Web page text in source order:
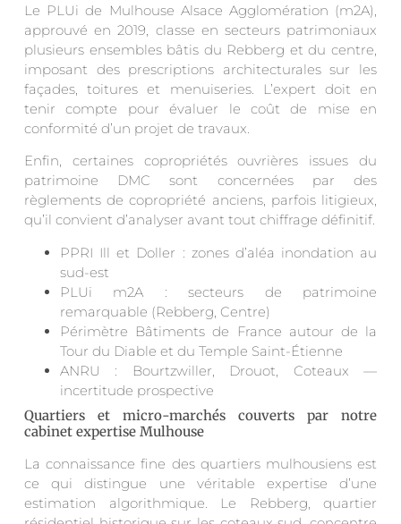
Le PLUi de Mulhouse Alsace Agglomération (m2A),
approuvé en 2019, classe en secteurs patrimoniaux
plusieurs ensembles bâtis du Rebberg et du centre,
imposant des prescriptions architecturales sur les
façades, toitures et menuiseries. L’expert doit en
tenir compte pour évaluer le coût de mise en
conformité d’un projet de travaux.
Enfin, certaines copropriétés ouvrières issues du
patrimoine DMC sont concernées par des
règlements de copropriété anciens, parfois litigieux,
qu’il convient d’analyser avant tout chiffrage définitif.
PPRI Ill et Doller : zones d’aléa inondation au
sud-est
PLUi m2A : secteurs de patrimoine
remarquable (Rebberg, Centre)
Périmètre Bâtiments de France autour de la
Tour du Diable et du Temple Saint-Étienne
ANRU : Bourtzwiller, Drouot, Coteaux —
incertitude prospective
Quartiers et micro-marchés couverts par notre
cabinet expertise Mulhouse
La connaissance fine des quartiers mulhousiens est
ce qui distingue une véritable expertise d’une
estimation algorithmique. Le Rebberg, quartier